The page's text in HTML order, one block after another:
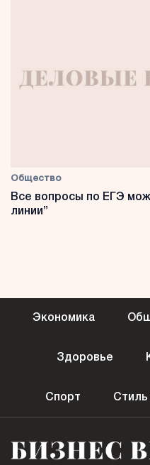
Общество
Все вопросы по ЕГЭ
линии”
Экономика
Здоровье
Спорт Стиль